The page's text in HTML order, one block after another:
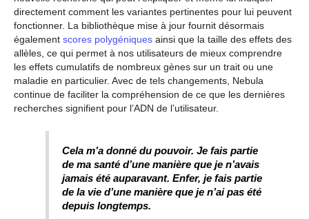
directement comment les variantes pertinentes pour lui peuvent
fonctionner. La bibliothèque mise à jour fournit désormais
également scores polygéniques ainsi que la taille des effets des
allèles, ce qui permet à nos utilisateurs de mieux comprendre
les effets cumulatifs de nombreux gènes sur un trait ou une
maladie en particulier. Avec de tels changements, Nebula
continue de faciliter la compréhension de ce que les dernières
recherches signifient pour l’ADN de l’utilisateur.
Cela m’a donné du pouvoir. Je fais partie
de ma santé d’une manière que je n’avais
jamais été auparavant. Enfer, je fais partie
dela vied’une manière que je n’ai pas été
depuis longtemps.